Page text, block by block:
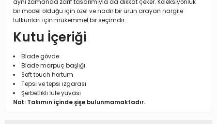
aynı zamanda zarif tasarımıyla da dikkat çeker. Koleksiyonluk
bir model olduğu için özel ve nadir bir ürün arayan nargile
tutkunları için mükemmel bir seçimdir.
Kutu İçeriği
Blade gövde
Blade marpuç başlığı
Soft touch hortum
Tepsi ve tepsi ızgarası
Şerbetlikli lüle yuvası
Not: Takımın içinde şişe bulunmamaktadır.